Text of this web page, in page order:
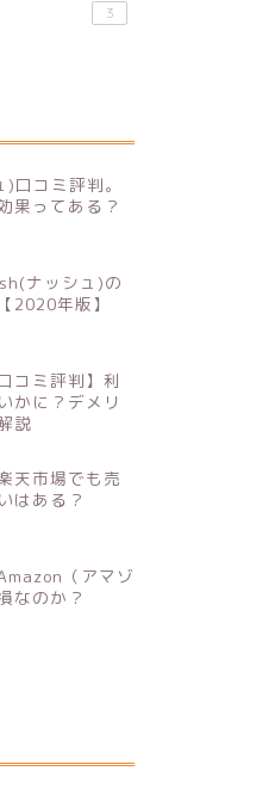
3
口コミ評判。
果ってある？
ナッシュ)の
2020年版】
コミ評判】利
かに？デメリ
説
天市場でも売
はある？
（アマゾ
なのか？